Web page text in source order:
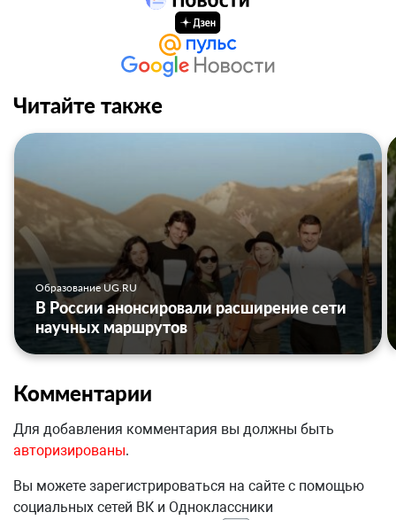
Читайте также
Образование UG.RU
В России анонсировали расширение сети
научных маршрутов
Комментарии
Для добавления комментария вы должны быть
авторизированы.
Вы можете зарегистрироваться на сайте с помощью
социальных сетей ВК и Одноклассники